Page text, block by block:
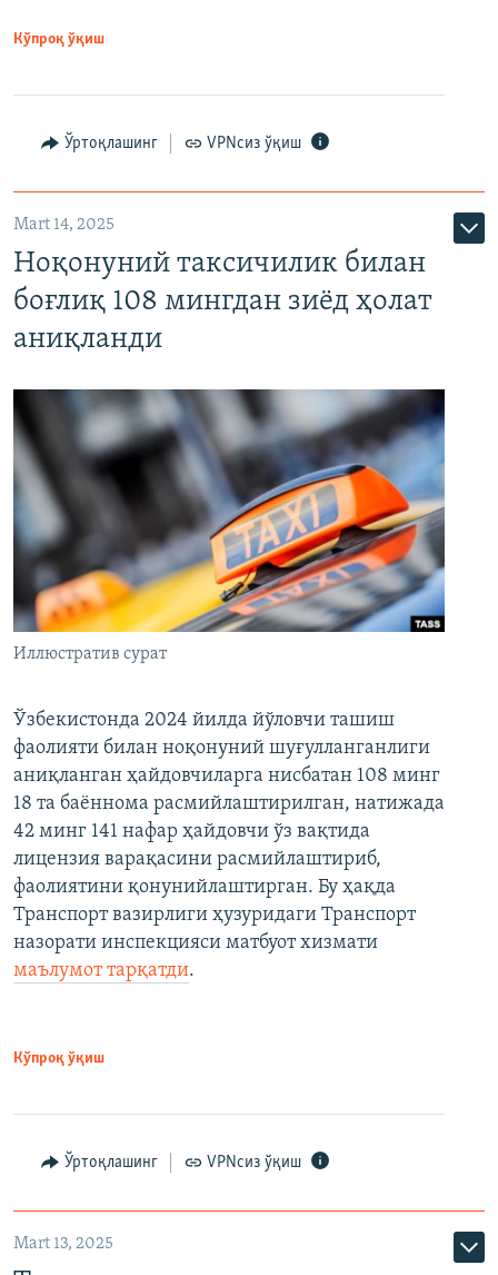
Кўпроқ ўқиш
Ўртоқлашинг VPNсиз ўқиш
Mart 14, 2025
Ноқонуний таксичилик билан
боғлиқ 108 мингдан зиёд ҳолат
аниқланди
Иллюстратив сурат
Ўзбекистонда 2024 йилда йўловчи ташиш
фаолияти билан ноқонуний шуғулланганлиги
аниқланган ҳайдовчиларга нисбатан 108 минг
18 та баённома расмийлаштирилган, натижада
42 минг 141 нафар ҳайдовчи ўз вақтида
лицензия варақасини расмийлаштириб,
фаолиятини қонунийлаштирган. Бу ҳақда
Транспорт вазирлиги ҳузуридаги Транспорт
назорати инспекцияси матбуот хизмати
маълумот тарқатди.
Кўпроқ ўқиш
Ўртоқлашинг VPNсиз ўқиш
Mart 13, 2025